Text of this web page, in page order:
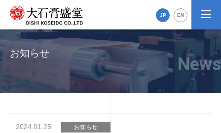
JP EN
お知らせ
2024.01.25 お知らせ